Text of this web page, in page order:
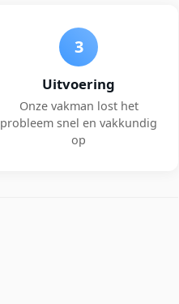
3
Uitvoering
Onze vakman lost het
probleem snel en vakkundig
op